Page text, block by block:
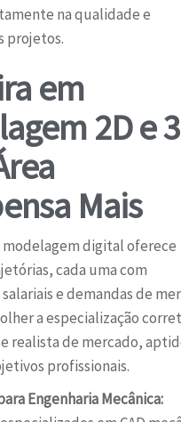
na qualidade e
projetos.
em
2D e
Mais
modelagem digital oferece
cada uma com
e demandas de
a especialização
realista de mercado,
profissionais.
Engenharia Mecânica: